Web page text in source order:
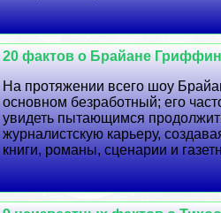
20 фактов о Брайане
На протяжении всего шоу
основном безработный; его
увидеть пытающимся
журналистскую карьеру,
книги, романы, сценарии и